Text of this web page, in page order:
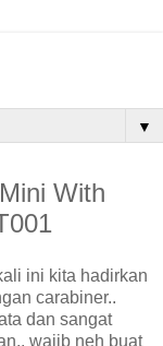
▼
With
ini kita hadirkan
carabiner..
dan sangat
wajib neh buat